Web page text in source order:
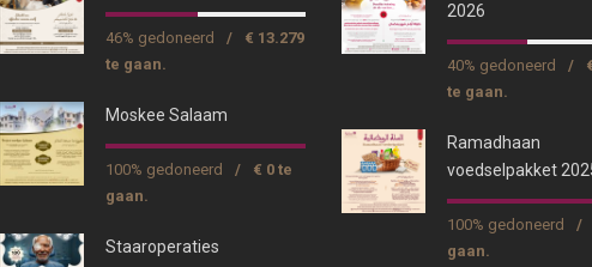
46% gedoneerd /
€ 13.279
te gaan.
Moskee Salaam
100% gedoneerd /
€ 0 te
gaan.
Staaroperaties
2026
40% gedoneerd /
te gaan.
Ramadhaan
voedselpakket
100% gedoneerd /
gaan.